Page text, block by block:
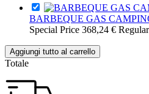
BARBEQUE GAS
Special Price 368,24 €
Aggiungi tutto al carrello
Totale